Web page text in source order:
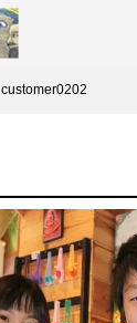
customer0202